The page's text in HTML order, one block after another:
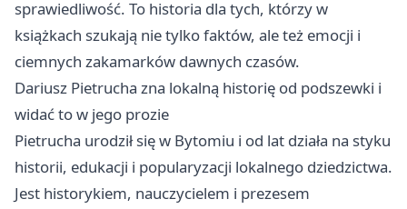
sprawiedliwość. To historia dla tych, którzy w
książkach szukają nie tylko faktów, ale też emocji i
ciemnych zakamarków dawnych czasów.
Dariusz Pietrucha zna lokalną historię od podszewki i
widać to w jego prozie
Pietrucha urodził się w Bytomiu i od lat działa na styku
historii, edukacji i popularyzacji lokalnego dziedzictwa.
Jest historykiem, nauczycielem i prezesem